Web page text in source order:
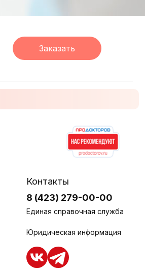
Заказать
Контакты
8 (423) 279-00-00
Единая справочная служба
Юридическая информация